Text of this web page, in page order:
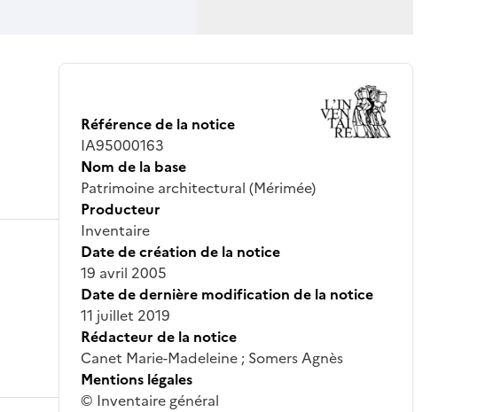
Référence de la notice
IA95000163
Nom de la base
Patrimoine architectural (Mérimée)
Producteur
Inventaire
Date de création de la notice
19 avril 2005
Date de dernière modification de la notice
11 juillet 2019
Rédacteur de la notice
Canet Marie-Madeleine ; Somers Agnès
Mentions légales
© Inventaire général